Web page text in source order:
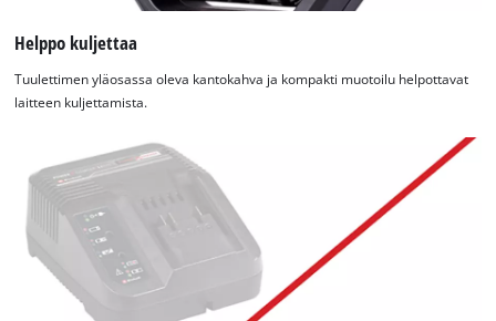
Helppo kuljettaa
Tuulettimen yläosassa oleva kantokahva ja kompakti muotoilu helpottavat
laitteen kuljettamista.